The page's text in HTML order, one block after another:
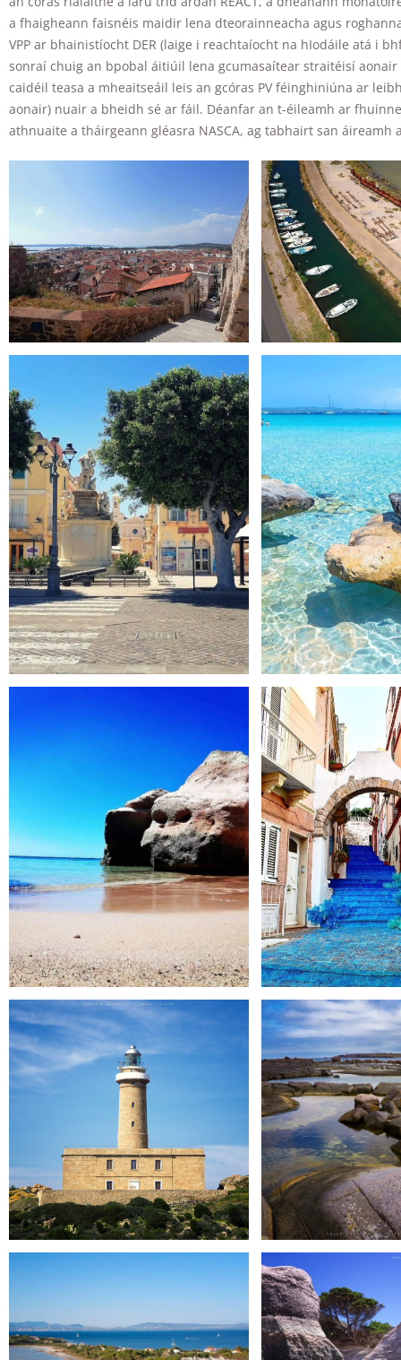
a fhaigheann faisnéis maidir lena dteorainneacha agus
VPP ar bhainistíocht DER (laige i reachtaíocht na hIodáile atá i
sonraí chuig an bpobal áitiúil lena gcumasaítear straitéisí
caidéil teasa a mheaitseáil leis an gcóras PV féinghiniúna ar
aonair) nuair a bheidh sé ar fáil. Déanfar an t-éileamh ar
athnuaite a tháirgeann gléasra NASCA, ag tabhairt san